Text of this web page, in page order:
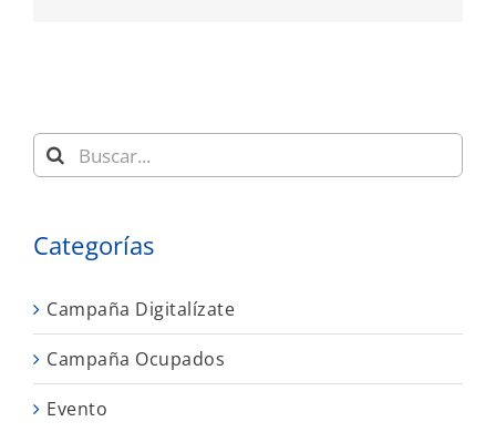
Buscar:
Categorías
Campaña Digitalízate
Campaña Ocupados
Evento